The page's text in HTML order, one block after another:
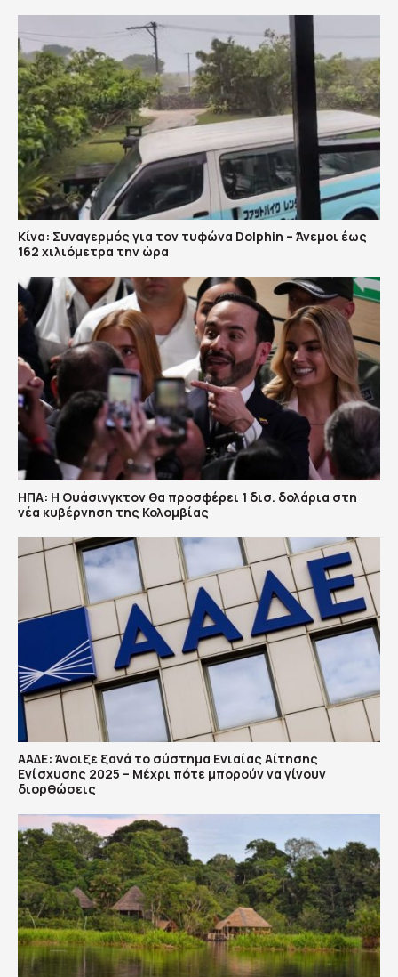
Κίνα: Συναγερμός για τον τυφώνα Dolphin – Άνεμοι έως
162 χιλιόμετρα την ώρα
ΗΠΑ: H Ουάσινγκτον θα προσφέρει 1 δισ. δολάρια στη
νέα κυβέρνηση της Κολομβίας
ΑΑΔΕ: Άνοιξε ξανά το σύστημα Ενιαίας Αίτησης
Ενίσχυσης 2025 – Μέχρι πότε μπορούν να γίνουν
διορθώσεις